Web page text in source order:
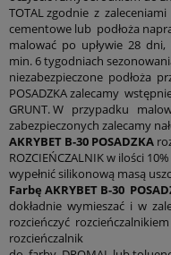
TOTAL zgodnie z
cementowe lub podłoża
malować po upływie 28
min. 6 tygodniach
niezabezpieczone podłoża
POSADZKA zalecamy
GRUNT. W przypadku
zabezpieczonych zalecamy
AKRYBET B-30 POSADZKA
ROZCIEŃCZALNIK w ilości
wypełnić silikonową masą
Farbę AKRYBET B-30
dokładnie wymieszać i w
rozcieńczyć rozcieńczalnikiem
rozcieńczalnik
Nazwa produktu:
*Treść zapytania:
W przypadku
większych niż 1 szt.
przy wycenie)
*Wyrażam zgodę na
dla potrzeb niezbędnych